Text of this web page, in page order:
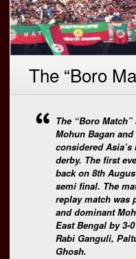
The “Boro
The “Boro
Mohun Bagan
considered
derby. The first
back on 8th
semi final. The
replay match was
and dominant
East Bengal by 3-
Rabi Ganguli,
Ghosh.